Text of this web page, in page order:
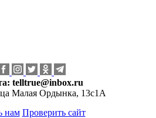
telltrue@inbox.ru
Малая Ордынка, 13с1А
нам Проверить сайт